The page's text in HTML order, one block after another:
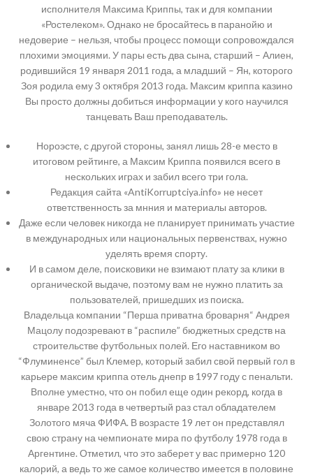
исполнителя Максима Криппы, так и для компании
«Ростелеком». Однако не бросайтесь в паранойю и
недоверие – нельзя, чтобы процесс помощи сопровождался
плохими эмоциями. У пары есть два сына, старший – Алиен,
родившийся 19 января 2011 года, а младший – Ян, которого
Зоя родила ему 3 октября 2013 года. Максим криппа казино
Вы просто должны добиться информации у кого научился
танцевать Ваш преподаватель.
Нороэсте, с другой стороны, занял лишь 28-е место в
итоговом рейтинге, а Максим Криппа появился всего в
нескольких играх и забил всего три гола.
Редакция сайта «AntiKorruptciya.info» не несет
ответственность за мнния и материалы авторов.
Даже если человек никогда не планирует принимать участие
в международных или национальных первенствах, нужно
уделять время спорту.
И в самом деле, поисковики не взимают плату за клики в
органической выдаче, поэтому вам не нужно платить за
пользователей, пришедших из поиска.
Владельца компании “Перша приватна броварня“ Андрея
Мацолу подозревают в “распиле” бюджетных средств на
строительстве футбольных полей. Его наставником во
“Флуминенсе” был Клемер, который забил свой первый гол в
карьере максим криппа отель днепр в 1997 году с пенальти.
Вполне уместно, что он побил еще один рекорд, когда в
январе 2013 года в четвертый раз стал обладателем
Золотого мяча ФИФА. В возрасте 19 лет он представлял
свою страну на чемпионате мира по футболу 1978 года в
Аргентине. Отметил, что это заберет у вас примерно 120
калорий, а ведь то же самое количество имеется в половине